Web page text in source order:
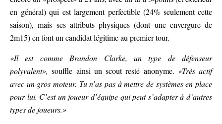
en général) qui est largement perfectible (24% seulement cette
saison), mais ses attributs physiques (dont une envergure de
2m15) en font un candidat légitime au premier tour.
«Il est comme Brandon Clarke, un type de défenseur
polyvalent», souffle ainsi un scout resté anonyme. «Très actif
avec un gros moteur. Tu n’as pas à mettre de systèmes en place
pour lui. C’est un joueur d’équipe qui peut s’adapter à d’autres
types de joueurs.»